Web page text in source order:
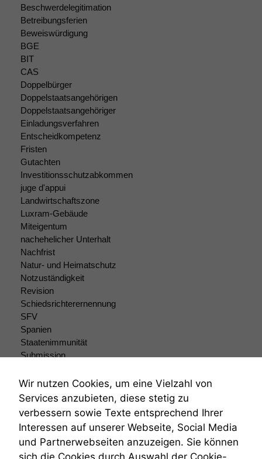
Beschwerdelegitimation
Betreibungsferien
Beweiswürdigung
BGE
BIT
CAS
Doppelbürger
Doppelstaatsangehörigen
Doppelstaatsangehöriger
Einladungsverfahren
Entscheidkompetenz
Fristen
Gutachten
Investitionsschutzabkommen
juge d'appui
Landwirtschaftszone
Luxram-Gebäude
Miteigentum
nachehelicher Unterhalt
Nachfrist
Natur- und Heimatschutz
Notzuständigkeit
Revision
Schiedsrichterernennung
SFV
Spanien
Staatenimmunität
Submission
Teilungsklage
Venezuela
VRK
Wiederherstellungsanordnung
Zivilprozessordnung
ZPO
Wir nutzen Cookies, um eine Vielzahl von
Services anzubieten, diese stetig zu
verbessern sowie Texte entsprechend Ihrer
Interessen auf unserer Webseite, Social Media
und Partnerwebseiten anzuzeigen. Sie können
sich die Cookies durch Auswahl der Cookie-
Marketing
Wir speichern
anonyme Daten ab,
um interne
marketingtechnische
Auswertungen
durchführen zu